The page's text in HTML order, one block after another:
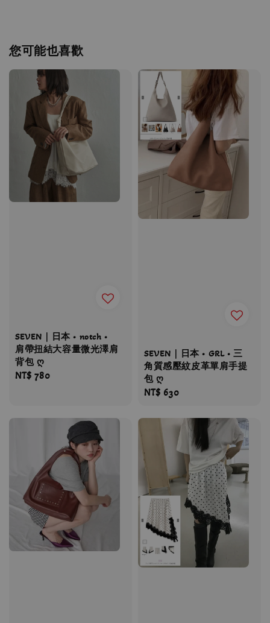
您可能也喜歡
SEVEN｜日本 • notch •
肩帶扭結大容量微光澤肩
背包 ღ
Regular
NT$ 780
SEVEN｜日本 • GRL • 三
角質感壓紋皮革單肩手提
包 ღ
Regular
NT$ 630